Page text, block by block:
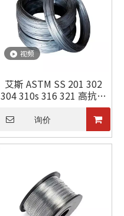
视频
艾斯 ASTM SS 201 302
304 310s 316 321 高抗拉
强度冷拔退火不锈钢丝
询价